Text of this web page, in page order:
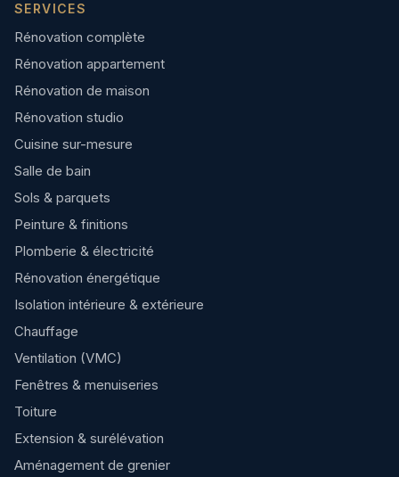
SERVICES
Rénovation complète
Rénovation appartement
Rénovation de maison
Rénovation studio
Cuisine sur-mesure
Salle de bain
Sols & parquets
Peinture & finitions
Plomberie & électricité
Rénovation énergétique
Isolation intérieure & extérieure
Chauffage
Ventilation (VMC)
Fenêtres & menuiseries
Toiture
Extension & surélévation
Aménagement de grenier